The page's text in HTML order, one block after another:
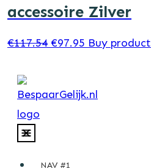
accessoire Zilver
€117.54 Original
€117.54.
€97.95 Current
€97.95.
Buy product
NAV #1